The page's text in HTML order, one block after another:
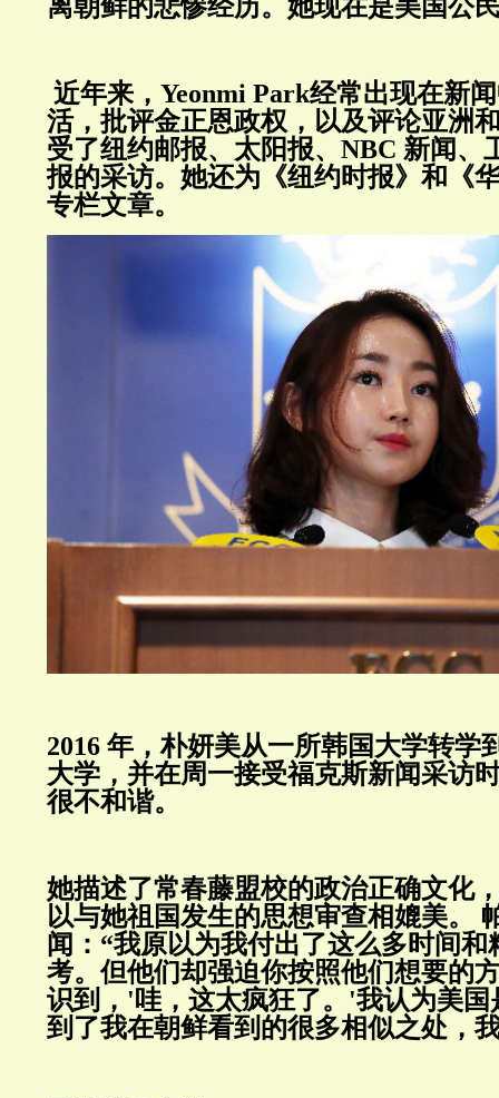
离朝鲜的悲惨经历。她现在是美国公
近年来， Yeonmi Park经常出现在新
活，批评金正恩政权，以及评论亚洲
受了纽约邮报、太阳报、 NBC 新闻、
报的采访。她还为《纽约时报》和《
专栏文章。
2016 年，朴妍美从一所韩国大学转学
大学，并在周一接受福克斯新闻采访
很不和谐。
她描述了常春藤盟校的政治正确文化
以与她祖国发生的思想审查相媲美。
闻：“我原以为我付出了这么多时间和
考。但他们却强迫你按照他们想要的
识到， '哇，这太疯狂了。 '我认为美国
到了我在朝鲜看到的很多相似之处，